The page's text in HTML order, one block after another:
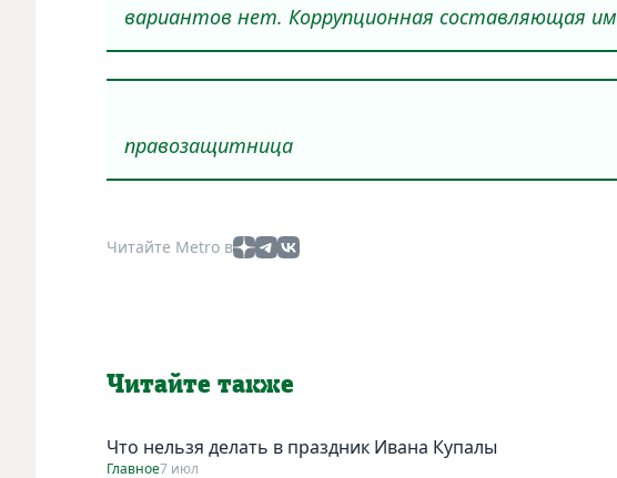
вариантов нет. Коррупционная составляющая
– Ева
правозащитница
Читайте Metro в
Читайте также
Что нельзя делать в праздник Ивана Купалы
Главное7 июл